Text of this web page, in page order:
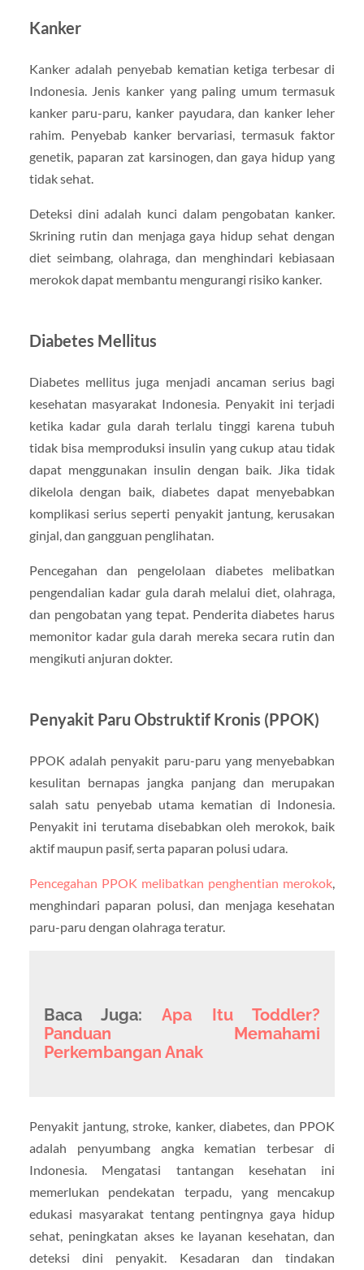
Kanker
Kanker adalah penyebab kematian ketiga terbesar di
Indonesia. Jenis kanker yang paling umum termasuk
kanker paru-paru, kanker payudara, dan kanker leher
rahim. Penyebab kanker bervariasi, termasuk faktor
genetik, paparan zat karsinogen, dan gaya hidup yang
tidak sehat.
Deteksi dini adalah kunci dalam pengobatan kanker.
Skrining rutin dan menjaga gaya hidup sehat dengan
diet seimbang, olahraga, dan menghindari kebiasaan
merokok dapat membantu mengurangi risiko kanker.
Diabetes Mellitus
Diabetes mellitus juga menjadi ancaman serius bagi
kesehatan masyarakat Indonesia. Penyakit ini terjadi
ketika kadar gula darah terlalu tinggi karena tubuh
tidak bisa memproduksi insulin yang cukup atau tidak
dapat menggunakan insulin dengan baik. Jika tidak
dikelola dengan baik, diabetes dapat menyebabkan
komplikasi serius seperti penyakit jantung, kerusakan
ginjal, dan gangguan penglihatan.
Pencegahan dan pengelolaan diabetes melibatkan
pengendalian kadar gula darah melalui diet, olahraga,
dan pengobatan yang tepat. Penderita diabetes harus
memonitor kadar gula darah mereka secara rutin dan
mengikuti anjuran dokter.
Penyakit Paru Obstruktif Kronis (PPOK)
PPOK adalah penyakit paru-paru yang menyebabkan
kesulitan bernapas jangka panjang dan merupakan
salah satu penyebab utama kematian di Indonesia.
Penyakit ini terutama disebabkan oleh merokok, baik
aktif maupun pasif, serta paparan polusi udara.
Pencegahan PPOK melibatkan penghentian merokok,
menghindari paparan polusi, dan menjaga kesehatan
paru-paru dengan olahraga teratur.
Baca Juga: Apa Itu Toddler?
Panduan Memahami
Perkembangan Anak
Penyakit jantung, stroke, kanker, diabetes, dan PPOK
adalah penyumbang angka kematian terbesar di
Indonesia. Mengatasi tantangan kesehatan ini
memerlukan pendekatan terpadu, yang mencakup
edukasi masyarakat tentang pentingnya gaya hidup
sehat, peningkatan akses ke layanan kesehatan, dan
deteksi dini penyakit. Kesadaran dan tindakan